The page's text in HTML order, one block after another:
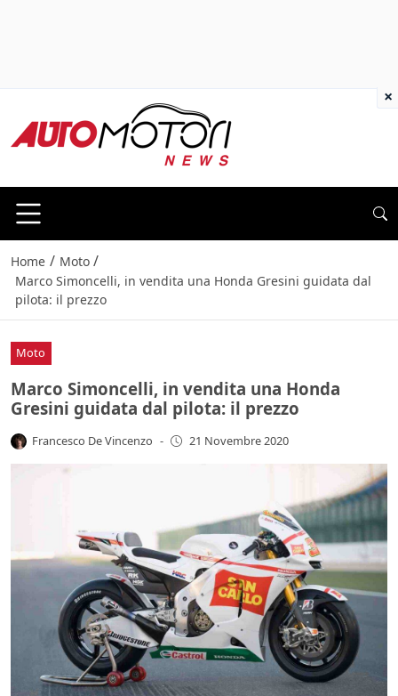
Home / Moto /
Marco Simoncelli, in vendita una Honda Gresini guidata dal
pilota: il prezzo
Moto
Marco Simoncelli, in vendita una Honda
Gresini guidata dal pilota: il prezzo
Francesco De Vincenzo - 21 Novembre 2020
×